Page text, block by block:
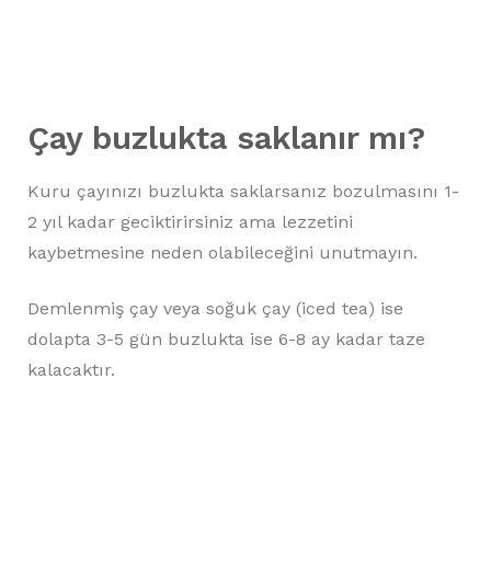
Çay buzlukta saklanır mı?
Kuru çayınızı buzlukta saklarsanız bozulmasını 1-
2 yıl kadar geciktirirsiniz ama lezzetini
kaybetmesine neden olabileceğini unutmayın.
Demlenmiş çay veya soğuk çay (iced tea) ise
dolapta 3-5 gün buzlukta ise 6-8 ay kadar taze
kalacaktır.